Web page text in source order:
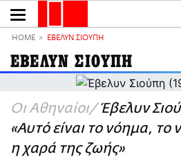
το
ΕΙΔΗΣΕΙΣ
CULTURE
ΑΠΟΨΕΙΣ
ΤΡΟΠΟΣ ΖΩΗΣ
PODCASTS
Plus
HOME ΕΒΕΛΥΝ ΣΙΟΥΠΗ
ΕΒΕΛΥΝ ΣΙΟΥΠΗ
Οι Αθηναίοι Έβελυν
«Αυτό είναι το νόημα, το
η χαρά της ζωής»